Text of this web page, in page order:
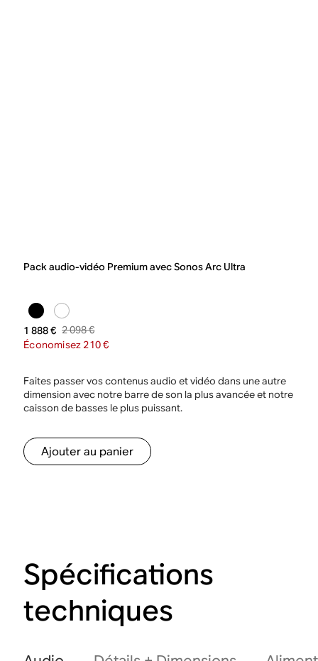
Pack audio-vidéo Premium avec Sonos Arc Ultra
1 888 € 2 098 €
Économisez 210 €
Faites passer vos contenus audio et vidéo dans une autre
dimension avec notre barre de son la plus avancée et notre
caisson de basses le plus puissant.
Ajouter au panier
Spécifications
techniques